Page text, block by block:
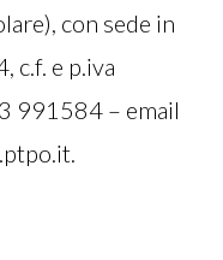
con sede in
c.f. e p.iva
991584 – email